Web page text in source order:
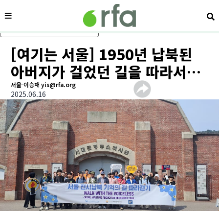
메인 콘텐츠로 건너뛰기
메뉴 검
[여기는 서울] 1950년 납북된
아버지가 걸었던 길을 따라서…
서울-이승재 yis@rfa.org
2025.06.16